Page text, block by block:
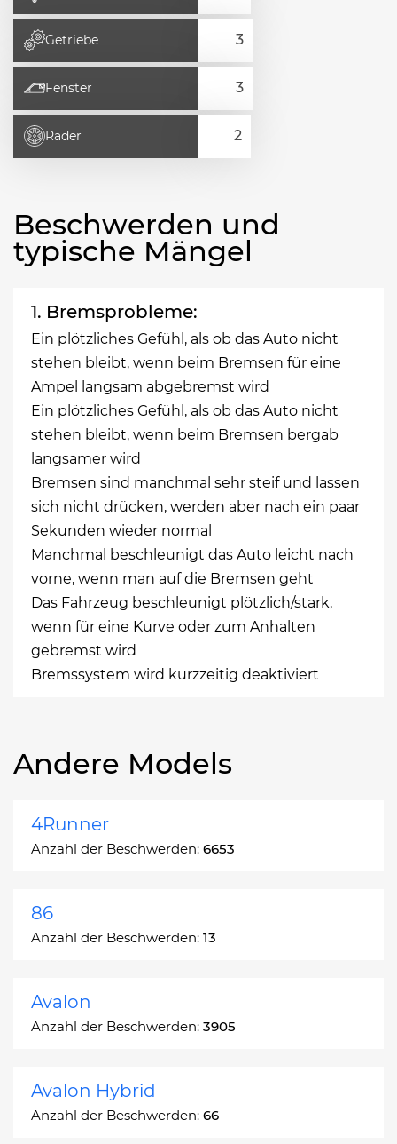
Getriebe
Fenster
Räder
Beschwerden und
typische Mängel
1. Bremsprobleme:
Ein plötzliches Gefühl, als ob das Auto nicht
stehen bleibt, wenn beim Bremsen für eine
Ampel langsam abgebremst wird
Ein plötzliches Gefühl, als ob das Auto nicht
stehen bleibt, wenn beim Bremsen bergab
langsamer wird
Bremsen sind manchmal sehr steif und lassen
sich nicht drücken, werden aber nach ein paar
Sekunden wieder normal
Manchmal beschleunigt das Auto leicht nach
vorne, wenn man auf die Bremsen geht
Das Fahrzeug beschleunigt plötzlich/stark,
wenn für eine Kurve oder zum Anhalten
gebremst wird
Bremssystem wird kurzzeitig deaktiviert
Andere Models
4Runner
Anzahl der Beschwerden: 6653
86
Anzahl der Beschwerden: 13
Avalon
Anzahl der Beschwerden: 3905
Avalon Hybrid
Anzahl der Beschwerden: 66